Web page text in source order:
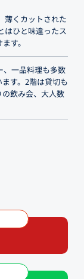
薄くカットされた
はひと味違ったス
す。
、一品料理も多数
す。2階は貸切も
飲み会、大人数